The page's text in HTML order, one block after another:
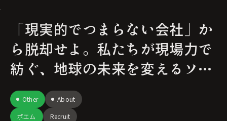
「現実的でつまらない会社」か
ら脱却せよ。私たちが現場力で
紡ぐ、地球の未来を変えるソフ
トウェアの力
Other
About
ポエム
Recruit